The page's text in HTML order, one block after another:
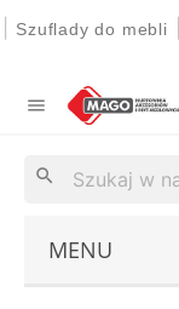
Szuflady do mebli

search
MENU